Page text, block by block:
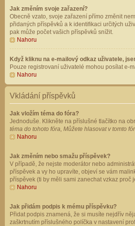
Jak změním svoje zařazení?
Obecně vzato, svoje zařazení přímo změnit
přidaných příspěvků a k identifikaci určitých
pak může počet vašich příspěvků snížit.
Nahoru
Když kliknu na e-mailový odkaz uživatele,
Pouze registrovaní uživatelé mohou posílat e-
Nahoru
Vkládání příspěvků
Jak vložím téma do fóra?
Jednoduše. Klikněte na příslušné tlačítko na
téma do tohoto fóra, Můžete hlasovat v tomto
Nahoru
Jak změním nebo smažu příspěvek?
V případě, že nejste moderátor nebo
příspěvek a vy ho upravíte, objeví se vám
příspěvek (ti by měli sami zanechat vzkaz
Nahoru
Jak přidám podpis k mému příspěvku?
Přidat podpis znamená, že si musíte nejdřív
zaškrtnutím příslušného políčka v nastavení